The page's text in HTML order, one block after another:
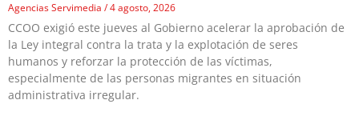
Agencias Servimedia 4 agosto, 2026
CCOO exigió este jueves al Gobierno acelerar la aprobación de
la Ley integral contra la trata y la explotación de seres
humanos y reforzar la protección de las víctimas,
especialmente de las personas migrantes en situación
administrativa irregular.